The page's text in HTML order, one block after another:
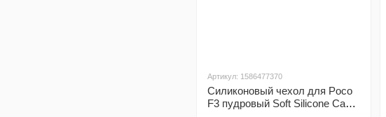
Артикул: 1586477370
Силиконовый чехол для Poco
F3 пудровый Soft Silicone Case